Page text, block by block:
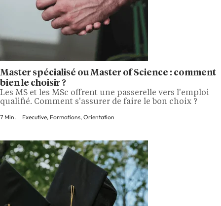
Master spécialisé ou Master of Science : comment
bien le choisir ?
Les MS et les MSc offrent une passerelle vers l'emploi
qualifié. Comment s'assurer de faire le bon choix ?
7 Min. Executive, Formations, Orientation